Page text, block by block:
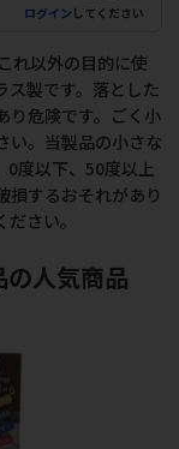
ログイン してください
れ以外の目的に使
ス製です。落とした
り危険です。ごく小
い。当製品の小さな
0度以下、50度以上
損するおそれがあり
さい。
人気商品